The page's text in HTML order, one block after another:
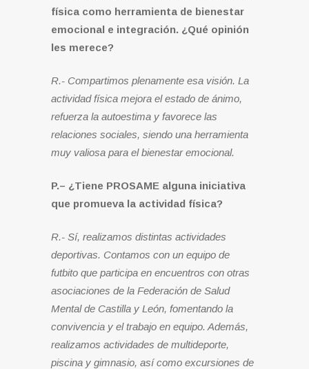
física como herramienta de bienestar
emocional e integración. ¿Qué opinión
les merece?
R.- Compartimos plenamente esa visión. La
actividad física mejora el estado de ánimo,
refuerza la autoestima y favorece las
relaciones sociales, siendo una herramienta
muy valiosa para el bienestar emocional.
P.– ¿Tiene PROSAME alguna iniciativa
que promueva la actividad física?
R.- Sí, realizamos distintas actividades
deportivas. Contamos con un equipo de
futbito que participa en encuentros con otras
asociaciones de la Federación de Salud
Mental de Castilla y León, fomentando la
convivencia y el trabajo en equipo. Además,
realizamos actividades de multideporte,
piscina y gimnasio, así como excursiones de